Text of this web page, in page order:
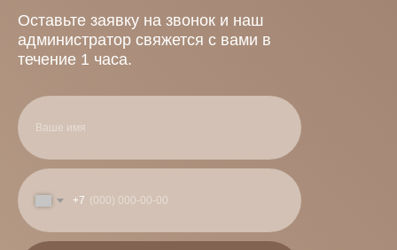
Оставьте заявку на звонок и наш
администратор свяжется с вами в
течение 1 часа.
+7